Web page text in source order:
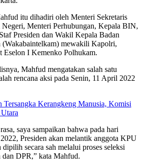
itu dihadiri oleh Menteri Sekretaris
Menteri Perhubungan, Kepala BIN,
Presiden dan Wakil Kepala Badan
(Wakabaintelkam) mewakili Kapolri,
Eselon I Kemenko Polhukam.
Mahfud mengatakan salah satu
rencana aksi pada Senin, 11 April 2022
Tersangka Kerangkeng Manusia, Komisi
saya sampaikan bahwa pada hari
Presiden akan melantik anggota KPU
secara sah melalui proses seleksi
DPR,” kata Mahfud.